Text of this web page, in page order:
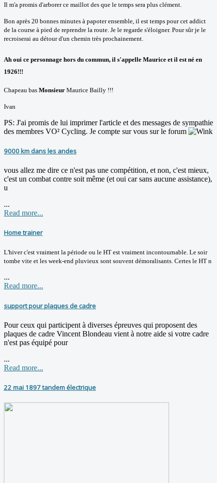
Il m'a promis d'arborer ce maillot des que le temps sera plus clément.
Bon après 20 bonnes minutes à papoter ensemble, il est temps pour cet addict
de la course à pied de reprendre la route. Je le regarde s'éloigner. Pour sûr je le
recroiserai au détour d'un chemin très prochainement.
Ah oui ce personnage hors du commun, il s'appelle Maurice et il est né en
1926!!!
Chapeau bas Monsieur Maurice Bailly !!!
Ivan
PS: J'ai promis de lui imprimer l'article et des messages de sympathie
des membres VO² Cycling. Je compte sur vous sur le forum
9000 km dans les andes
vous allez me dire ce n'est pas une compétition, et non, c'est mieux,
c'est un combat contre soit même (et oui car sans aucune assistance),
u
...
Read more...
Home trainer
L'hiver c'est vraiment la période ou le HT est vraiment incontournable. Le soir
tombe vite et les week-end pluvieux sont souvent démoralisants. Certes le HT n
...
Read more...
support pour plaques de cadre
Pour ceux qui participent à diverses épreuves qui proposent des
plaques de cadre Vincent Blondeau vient à notre aide si votre cadre
n'est pas équipé pour
...
Read more...
22 mai 1897 tandem électrique